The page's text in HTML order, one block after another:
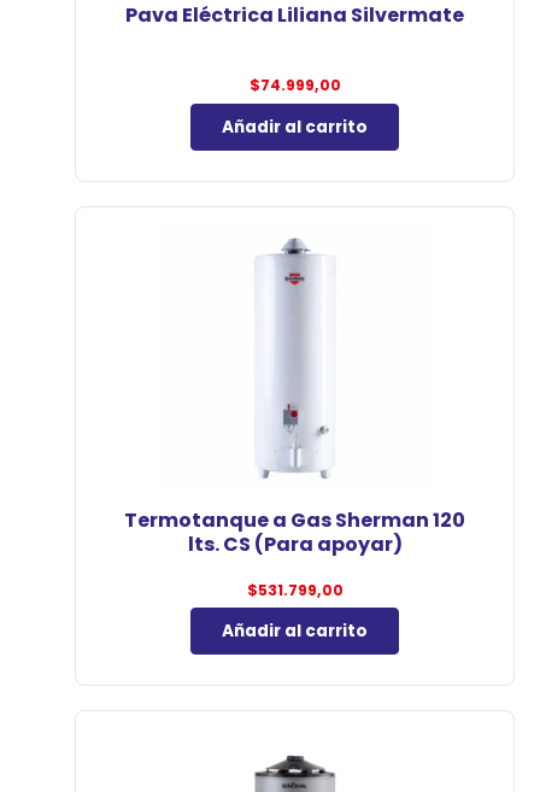
Pava Eléctrica Liliana Silvermate
$74.999,00
Añadir al carrito
Termotanque a Gas Sherman 120
lts. CS (Para apoyar)
$531.799,00
Añadir al carrito